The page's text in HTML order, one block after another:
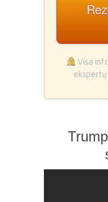
Visa
ekspertų